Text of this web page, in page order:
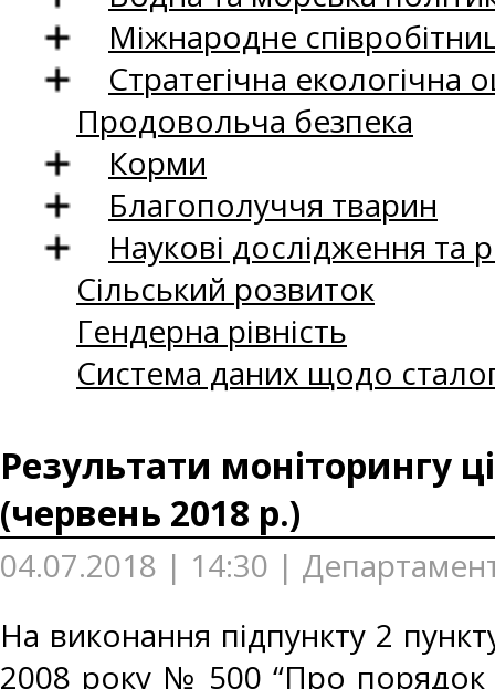
Міжнародне
Стратегічна екологічна
Продовольча безпека
Корми
Благополуччя тварин
Наукові дослідження та
Сільський розвиток
Гендерна рівність
Система даних щодо
Результати моніторингу
(червень 2018 р.)
04.07.2018 | 14:30 |
На виконання підпункту 2
2008 року № 500 “Про порядок